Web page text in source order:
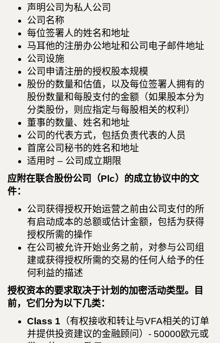
声明公司为私人公司
公司名称
每位签署人的姓名和地址
马耳他的注册办公地址和公司电子邮件地址
公司设施
公司申请注册的授权股本规模
股份的数量和估值，以及每位签署人拥有的
股份数量和每股支付的金额（如果股本分为
分类股份，则应指定与每股相关的权利）
董事的数量、姓名和地址
公司的代表方式，包括负责代表的人员
首席公司秘书的姓名和地址
适用时 – 公司成立期限
应附在联合股份公司（Plc）的成立协议中的文
件：
公司获得授权开始运营之前由公司支付的所
有启动成本的总额或估计金额，包括为获得
授权所需的操作
在公司被允许开始业务之前，对参与公司组
建或获得授权所需的交易的任何人给予的任
何利益的描述
授权资本的要求取决于计划的加密活动类型。
目
前，它们分为以下几类：
Class 1 （有权接收和转让与VFA相关的订单
并提供投资建议的金融顾问）- 50000欧元或